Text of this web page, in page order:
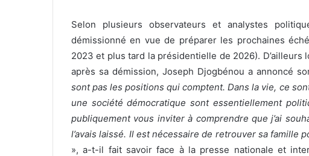
Selon plusieurs observateurs et analystes
démissionné en vue de préparer les prochaines
2023 et plus tard la présidentielle de 2026). D’ailleurs
après sa démission, Joseph Djogbénou a annoncé
sont pas les positions qui comptent. Dans la vie, ce
une société démocratique sont essentiellement
publiquement vous inviter à comprendre que j’ai
l’avais laissé. Il est nécessaire de retrouver sa famille
», a-t-il fait savoir face à la presse nationale et